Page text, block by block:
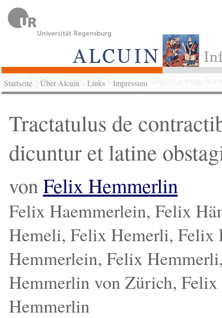
Startseite Über Alcuin Links Impressum
Tractatulus de
dicuntur et latine
vonFelix Hemmerlin
Felix Haemmerlein, Felix
Hemeli, Felix Hemerli, Felix
Hemmerlein, Felix
Hemmerlin von Zürich,
Hemmerlin